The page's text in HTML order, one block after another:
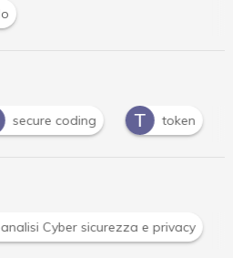
secure coding T token
le ultime news in tempo